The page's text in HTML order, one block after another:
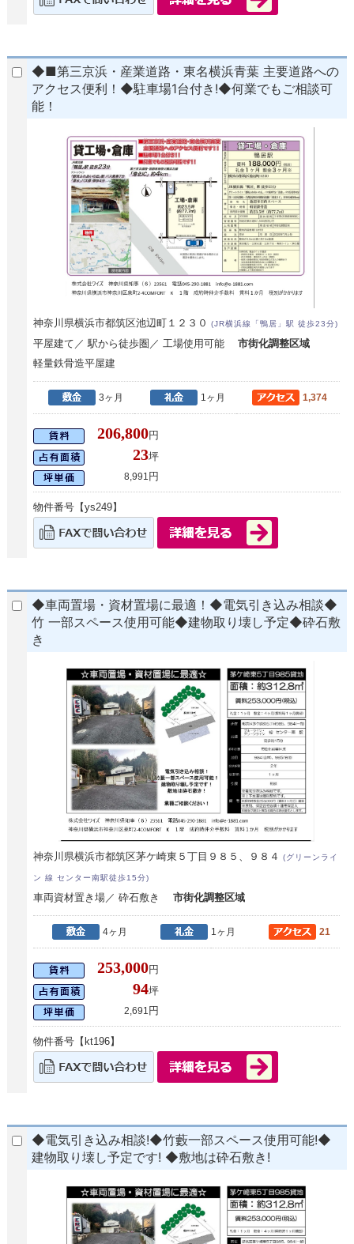
◆■第三京浜・産業道路・東名横浜青葉 主要道路への
アクセス便利！◆駐車場1台付き!◆何業でもご相談可
能！
神奈川県横浜市都筑区池辺町１２３０(JR横浜線「鴨居」駅 徒歩23分)
平屋建て／ 駅から徒歩圏／ 工場使用可能市街化調整区域
軽量鉄骨造平屋建
3ヶ月 1ヶ月 1,374
206,800円
23坪
8,991 円
物件番号【ys249】
◆車両置場・資材置場に最適！◆電気引き込み相談◆
竹 一部スペース使用可能◆建物取り壊し予定◆砕石敷
き
神奈川県横浜市都筑区茅ケ崎東５丁目９８５、９８４(グリーンライ
ン 線 センター南駅徒歩15分)
車両資材置き場／ 砕石敷き市街化調整区域
4ヶ月 1ヶ月 21
253,000円
94坪
2,691 円
物件番号【kt196】
◆電気引き込み相談!◆竹藪一部スペース使用可能!◆
建物取り壊し予定です! ◆敷地は砕石敷き!